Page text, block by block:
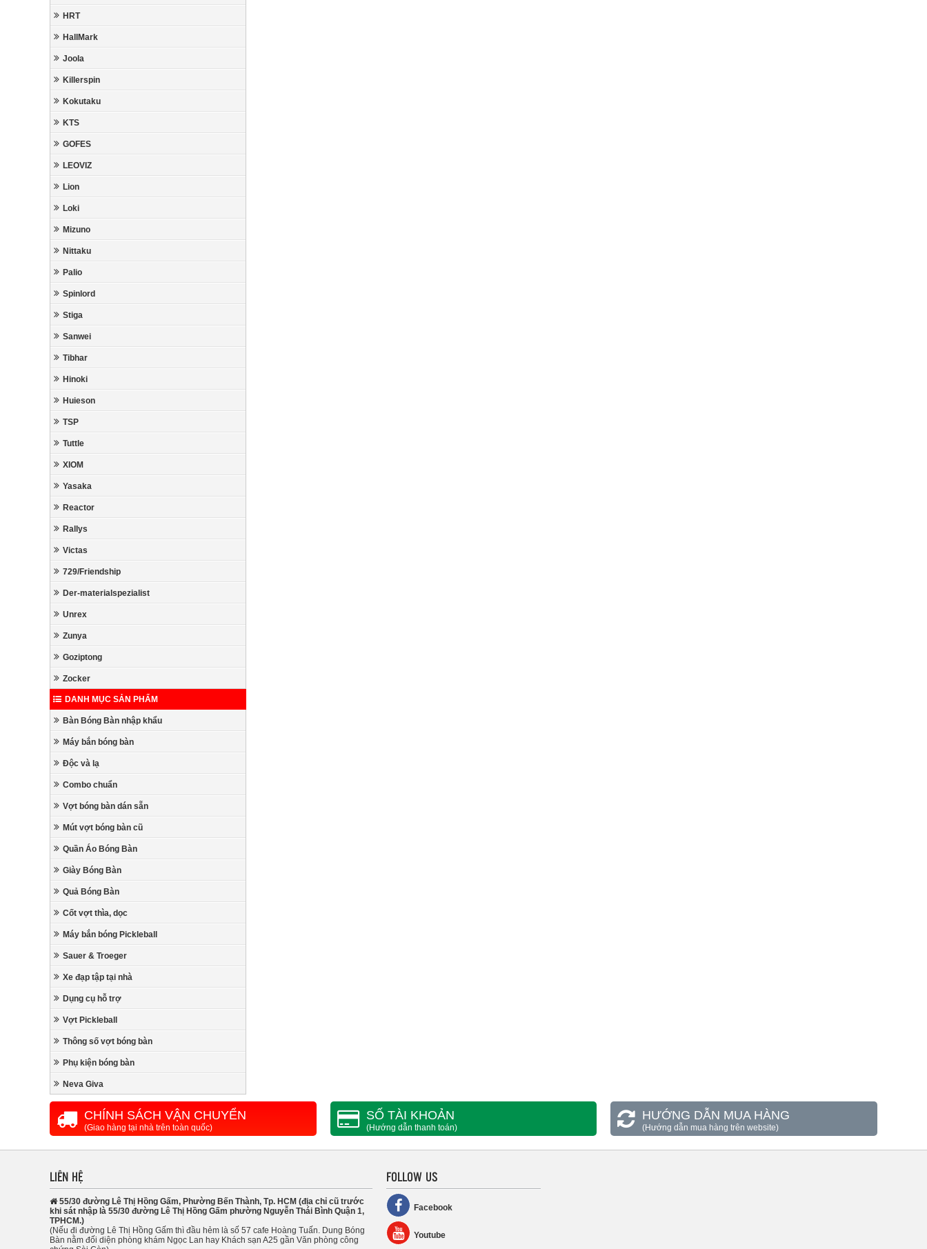
HRT
HallMark
Joola
Killerspin
Kokutaku
KTS
GOFES
LEOVIZ
Lion
Loki
Mizuno
Nittaku
Palio
Spinlord
Stiga
Sanwei
Tibhar
Hinoki
Huieson
TSP
Tuttle
XIOM
Yasaka
Reactor
Rallys
Victas
729/Friendship
Der-materialspezialist
Unrex
Zunya
Goziptong
Zocker
DANH MỤC SẢN PHẨM
Bàn Bóng Bàn nhập khẩu
Máy bắn bóng bàn
Độc và lạ
Combo chuẩn
Vợt bóng bàn dán sẵn
Mút vợt bóng bàn cũ
Quần Áo Bóng Bàn
Giày Bóng Bàn
Quả Bóng Bàn
Cốt vợt thìa, dọc
Máy bắn bóng Pickleball
Sauer & Troeger
Xe đạp tập tại nhà
Dụng cụ hỗ trợ
Vợt Pickleball
Thông số vợt bóng bàn
Phụ kiện bóng bàn
Neva Giva
CHÍNH SÁCH VẬN CHUYỂN
(Giao hàng tại nhà trên toàn quốc)
SỐ TÀI KHOẢN
(Hướng dẫn thanh toán)
HƯỚNG DẪN MUA HÀNG
(Hướng dẫn mua hàng trên website)
LIÊN HỆ
55/30 đường Lê Thị Hồng Gấm, Phường Bến Thành, Tp. HCM (địa chỉ cũ trước
khi sát nhập là 55/30 đường Lê Thị Hồng Gấm phường Nguyễn Thái Bình Quận 1,
TPHCM.)
(Nếu đi đường Lê Thị Hồng Gấm thì đầu hẻm là số 57 cafe Hoàng Tuấn. Dung Bóng
Bàn nằm đối diện phòng khám Ngọc Lan hay Khách sạn A25 gần Văn phòng công
FOLLOW US
Facebook
Youtube